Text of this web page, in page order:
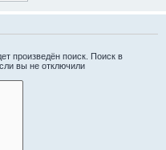
произведён поиск. Поиск в
вы не отключили